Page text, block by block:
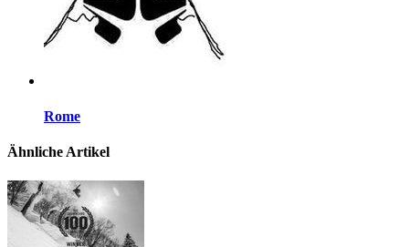
Rome
Ähnliche Artikel